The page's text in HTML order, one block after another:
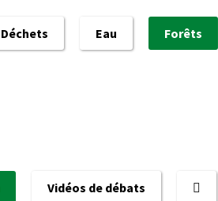
Déchets Eau Forêts
Vidéos de débats